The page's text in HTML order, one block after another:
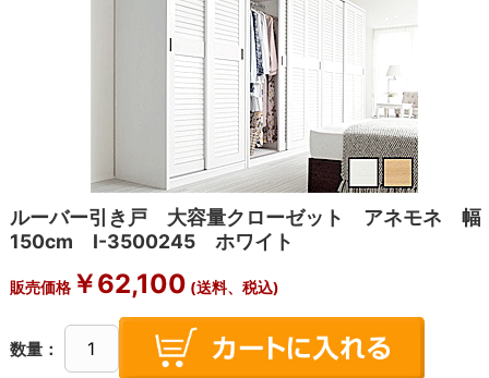
ルーバー引き戸 大容量クローゼット アネモネ 幅
150cm I-3500245 ホワイト
販売価格￥62,100 (送料、税込)
数量：